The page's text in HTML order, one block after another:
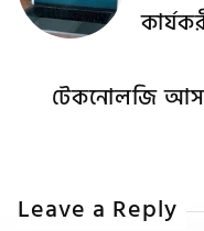
টেকনোলজি
Leave a Reply